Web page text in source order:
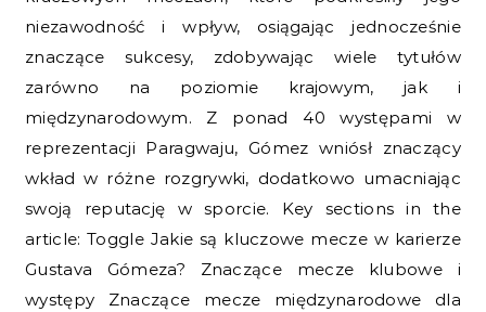
niezawodność i wpływ, osiągając jednocześnie
znaczące sukcesy, zdobywając wiele tytułów
zarówno na poziomie krajowym, jak i
międzynarodowym. Z ponad 40 występami w
reprezentacji Paragwaju, Gómez wniósł znaczący
wkład w różne rozgrywki, dodatkowo umacniając
swoją reputację w sporcie. Key sections in the
article: Toggle Jakie są kluczowe mecze w karierze
Gustava Gómeza? Znaczące mecze klubowe i
występy Znaczące mecze międzynarodowe dla